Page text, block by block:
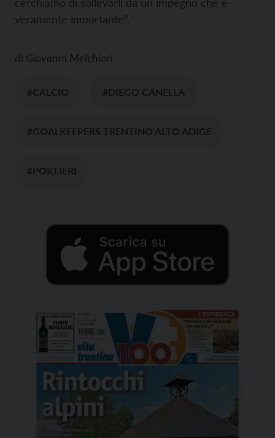
cerchiamo di sollevarli da un impegno che è
veramente importante”.
di Giovanni Melchiori
#CALCIO #DIEGO CANELLA
#GOALKEEPERS TRENTINO ALTO ADIGE
#PORTIERI